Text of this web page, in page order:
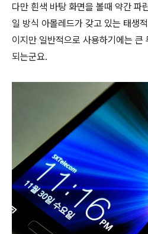
다만 흰색 바탕 화면을 볼때 약간 파
일 방식 아몰레드가 갖고 있는 태생
이지만 일반적으로 사용하기에는 큰
되는군요.